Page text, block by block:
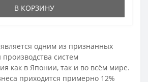
В КОРЗИНУ
одним из признанных
систем
как в Японии, так и во всём мире.
приходится примерно 12%